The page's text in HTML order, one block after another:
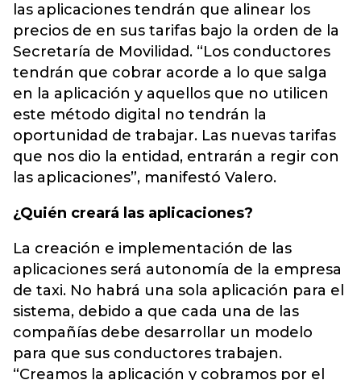
las aplicaciones tendrán que alinear los
precios de en sus tarifas bajo la orden de la
Secretaría de Movilidad. “Los conductores
tendrán que cobrar acorde a lo que salga
en la aplicación y aquellos que no utilicen
este método digital no tendrán la
oportunidad de trabajar. Las nuevas tarifas
que nos dio la entidad, entrarán a regir con
las aplicaciones”, manifestó Valero.
¿Quién creará las aplicaciones?
La creación e implementación de las
aplicaciones será autonomía de la empresa
de taxi. No habrá una sola aplicación para el
sistema, debido a que cada una de las
compañías debe desarrollar un modelo
para que sus conductores trabajen.
“Creamos la aplicación y cobramos por el